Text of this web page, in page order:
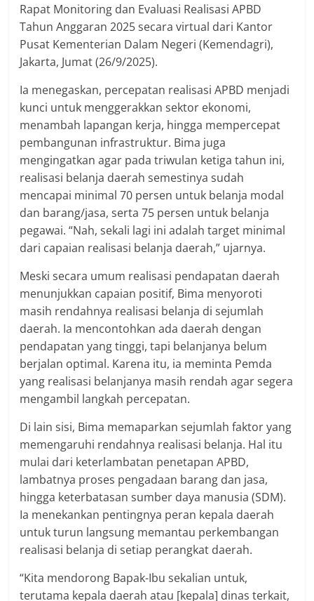
Rapat Monitoring dan Evaluasi Realisasi APBD
Tahun Anggaran 2025 secara virtual dari Kantor
Pusat Kementerian Dalam Negeri (Kemendagri),
Jakarta, Jumat (26/9/2025).
Ia menegaskan, percepatan realisasi APBD menjadi
kunci untuk menggerakkan sektor ekonomi,
menambah lapangan kerja, hingga mempercepat
pembangunan infrastruktur. Bima juga
mengingatkan agar pada triwulan ketiga tahun ini,
realisasi belanja daerah semestinya sudah
mencapai minimal 70 persen untuk belanja modal
dan barang/jasa, serta 75 persen untuk belanja
pegawai. “Nah, sekali lagi ini adalah target minimal
dari capaian realisasi belanja daerah,” ujarnya.
Meski secara umum realisasi pendapatan daerah
menunjukkan capaian positif, Bima menyoroti
masih rendahnya realisasi belanja di sejumlah
daerah. Ia mencontohkan ada daerah dengan
pendapatan yang tinggi, tapi belanjanya belum
berjalan optimal. Karena itu, ia meminta Pemda
yang realisasi belanjanya masih rendah agar segera
mengambil langkah percepatan.
Di lain sisi, Bima memaparkan sejumlah faktor yang
memengaruhi rendahnya realisasi belanja. Hal itu
mulai dari keterlambatan penetapan APBD,
lambatnya proses pengadaan barang dan jasa,
hingga keterbatasan sumber daya manusia (SDM).
Ia menekankan pentingnya peran kepala daerah
untuk turun langsung memantau perkembangan
realisasi belanja di setiap perangkat daerah.
“Kita mendorong Bapak-Ibu sekalian untuk,
terutama kepala daerah atau [kepala] dinas terkait,